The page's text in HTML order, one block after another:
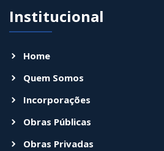
Institucional
Home
Quem Somos
Incorporações
Obras Públicas
Obras Privadas